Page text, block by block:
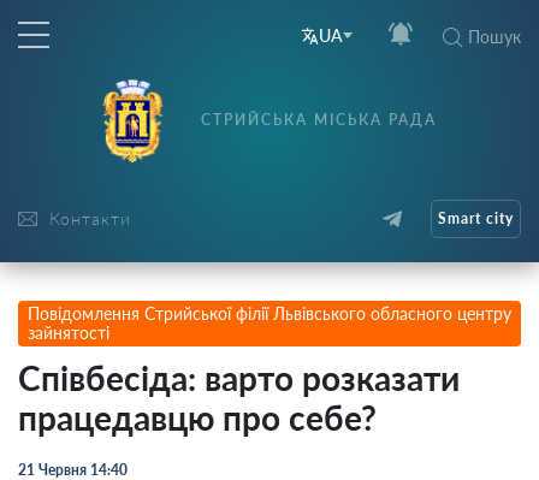
UA Пошук
Контакти
СТРИЙСЬКА МІСЬКА РАДА
Smart city
Повідомлення Стрийської філії Львівського обласного центру
зайнятості
Співбесіда: варто розказати
працедавцю про себе?
21 Червня 14:40